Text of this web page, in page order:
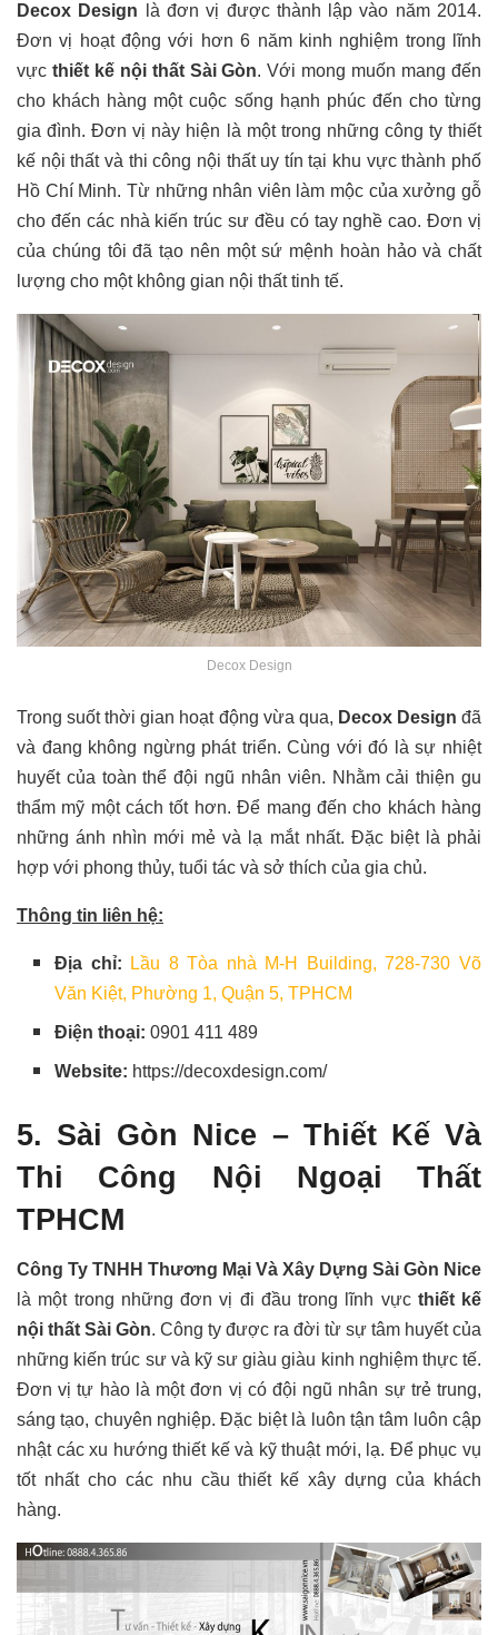
Decox Design là đơn vị được thành lập vào năm 2014.
Đơn vị hoạt động với hơn 6 năm kinh nghiệm trong lĩnh
vực thiết kế nội thất Sài Gòn. Với mong muốn mang đến
cho khách hàng một cuộc sống hạnh phúc đến cho từng
gia đình. Đơn vị này hiện là một trong những công ty thiết
kế nội thất và thi công nội thất uy tín tại khu vực thành phố
Hồ Chí Minh. Từ những nhân viên làm mộc của xưởng gỗ
cho đến các nhà kiến trúc sư đều có tay nghề cao. Đơn vị
của chúng tôi đã tạo nên một sứ mệnh hoàn hảo và chất
lượng cho một không gian nội thất tinh tế.
Decox Design
Trong suốt thời gian hoạt động vừa qua, Decox Design đã
và đang không ngừng phát triển. Cùng với đó là sự nhiệt
huyết của toàn thể đội ngũ nhân viên. Nhằm cải thiện gu
thẩm mỹ một cách tốt hơn. Để mang đến cho khách hàng
những ánh nhìn mới mẻ và lạ mắt nhất. Đặc biệt là phải
hợp với phong thủy, tuổi tác và sở thích của gia chủ.
Thông tin liên hệ:
Địa chỉ: Lầu 8 Tòa nhà M-H Building, 728-730 Võ
Văn Kiệt, Phường 1, Quận 5, TPHCM
Điện thoại:0901 411 489
Website: https://decoxdesign.com/
5. Sài Gòn Nice – Thiết Kế Và
Thi Công Nội Ngoại Thất
TPHCM
Công Ty TNHH Thương Mại Và Xây Dựng Sài Gòn Nice
là một trong những đơn vị đi đầu trong lĩnh vực thiết kế
nội thất Sài Gòn. Công ty được ra đời từ sự tâm huyết của
những kiến trúc sư và kỹ sư giàu giàu kinh nghiệm thực tế.
Đơn vị tự hào là một đơn vị có đội ngũ nhân sự trẻ trung,
sáng tạo, chuyên nghiệp. Đặc biệt là luôn tận tâm luôn cập
nhật các xu hướng thiết kế và kỹ thuật mới, lạ. Để phục vụ
tốt nhất cho các nhu cầu thiết kế xây dựng của khách
hàng.